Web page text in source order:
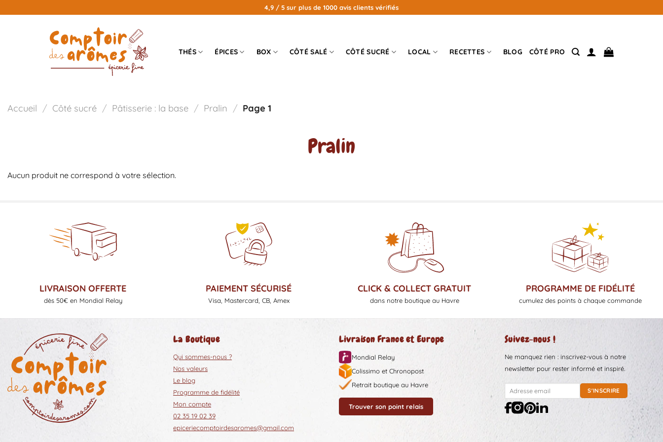
au
4,9 / 5 sur plus de 1000 avis clients vérifiés
THÉS ÉPICES BOX CÔTÉ SALÉ CÔTÉ SUCRÉ LOCAL RECETTES BLOG CÔTÉ PRO
Accueil / Côté sucré / Pâtisserie : la base / Pralin / Page 1
Pralin
Aucun produit ne correspond à votre sélection.
LIVRAISON OFFERTE
dès 50€ en Mondial Relay
PAIEMENT SÉCURISÉ
Visa, Mastercard, CB, Amex
CLICK & COLLECT GRATUIT
dans notre boutique au Havre
PROGRAMME DE FIDÉLITÉ
cumulez des points à chaque commande
La Boutique
Qui sommes-nous ?
Nos valeurs
Le blog
Programme de fidélité
Mon compte
02 35 19 02 39
epiceriecomptoirdesaromes@gmail.com
Livraison France et Europe
Mondial Relay
Colissimo et Chronopost
Retrait boutique au Havre
Trouver son point relais
Suivez-nous !
Ne manquez rien : inscrivez-vous à notre
newsletter pour rester informé et inspiré.